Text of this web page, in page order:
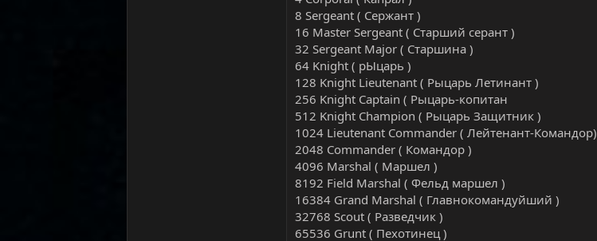
8 Sergeant ( Сержант )
16 Master Sergeant ( Старший серант )
32 Sergeant Major ( Старшина )
64 Knight ( рЫцарь )
128 Knight Lieutenant ( Рыцарь Летинант )
256 Knight Captain ( Рыцарь-копитан
512 Knight Champion ( Рыцарь Защитник )
1024 Lieutenant Commander ( Лейтенант-Командор)
2048 Commander ( Командор )
4096 Marshal ( Маршел )
8192 Field Marshal ( Фельд маршел )
16384 Grand Marshal ( Главнокомандуйший )
32768 Scout ( Разведчик )
65536 Grunt ( Пехотинец )